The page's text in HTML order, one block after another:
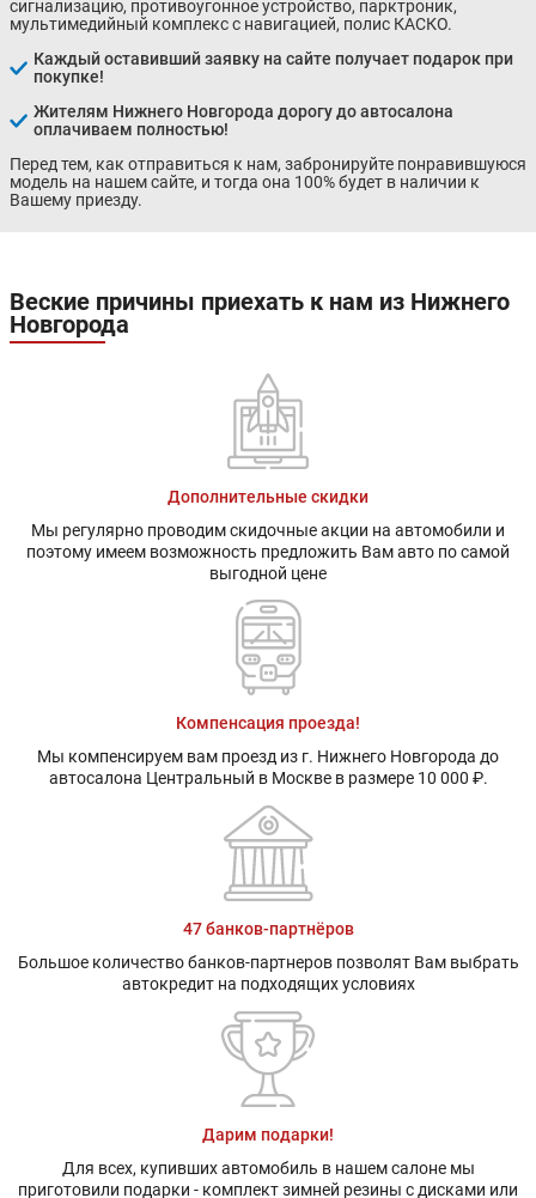
сигнализацию, противоугонное устройство, парктроник,
мультимедийный комплекс с навигацией, полис КАСКО.
Каждый оставивший заявку на сайте получает подарок при
покупке!
Жителям Нижнего Новгорода дорогу до автосалона
оплачиваем полностью!
Перед тем, как отправиться к нам, забронируйте понравившуюся
модель на нашем сайте, и тогда она 100% будет в наличии к
Вашему приезду.
Веские причины приехать к нам из Нижнего
Новгорода
Дополнительные скидки
Мы регулярно проводим скидочные акции на автомобили и
поэтому имеем возможность предложить Вам авто по самой
выгодной цене
Компенсация проезда!
Мы компенсируем вам проезд из г. Нижнего Новгорода до
автосалона Центральный в Москве в размере 10 000 ₽.
47 банков-партнёров
Большое количество банков-партнеров позволят Вам выбрать
автокредит на подходящих условиях
Дарим подарки!
Для всех, купивших автомобиль в нашем салоне мы
приготовили подарки - комплект зимней резины с дисками или